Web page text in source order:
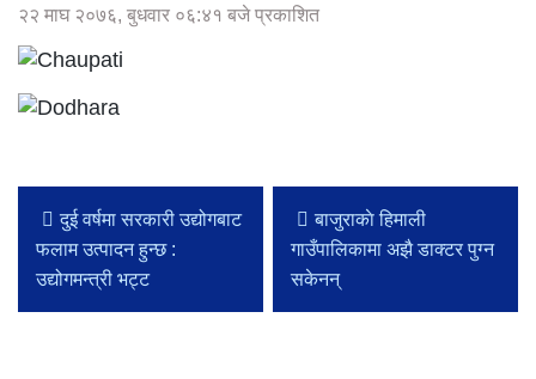
२२ माघ २०७६, बुधवार ०६:४१ बजे प्रकाशित
दुई वर्षमा सरकारी उद्योगबाट
फलाम उत्पादन हुन्छ :
उद्योगमन्त्री भट्ट
बाजुराकाे हिमाली
गाउँपालिकामा अझै डाक्टर पुग्न
सकेनन्